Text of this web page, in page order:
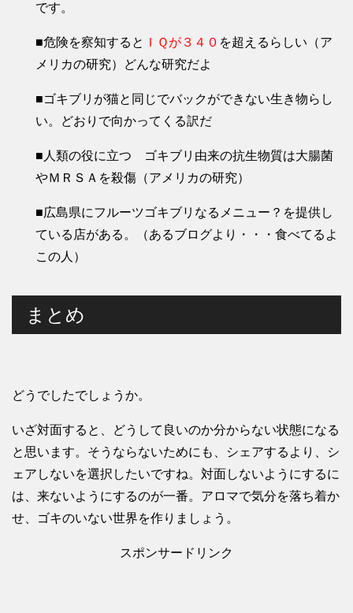
です。
■危険を察知すると ＩＱが３４０ を超えるらしい（ア
メリカの研究）どんな研究だよ
■ゴキブリが猫と同じでバックができない生き物らし
い。どおりで向かってくる訳だ
■人類の役に立つ ゴキブリ由来の抗生物質は大腸菌
やＭＲＳＡを殺傷（アメリカの研究）
■広島県にフルーツゴキブリなるメニュー？を提供し
ている店がある。（あるブログより・・・食べてるよ
この人）
まとめ
どうでしたでしょうか。
いざ対面すると、どうして良いのか分からない状態になる
と思います。そうならないためにも、シェアするより、シ
ェアしないを選択したいですね。対面しないようにするに
は、来ないようにするのが一番。アロマで気分を落ち着か
せ、ゴキのいない世界を作りましょう。
スポンサードリンク